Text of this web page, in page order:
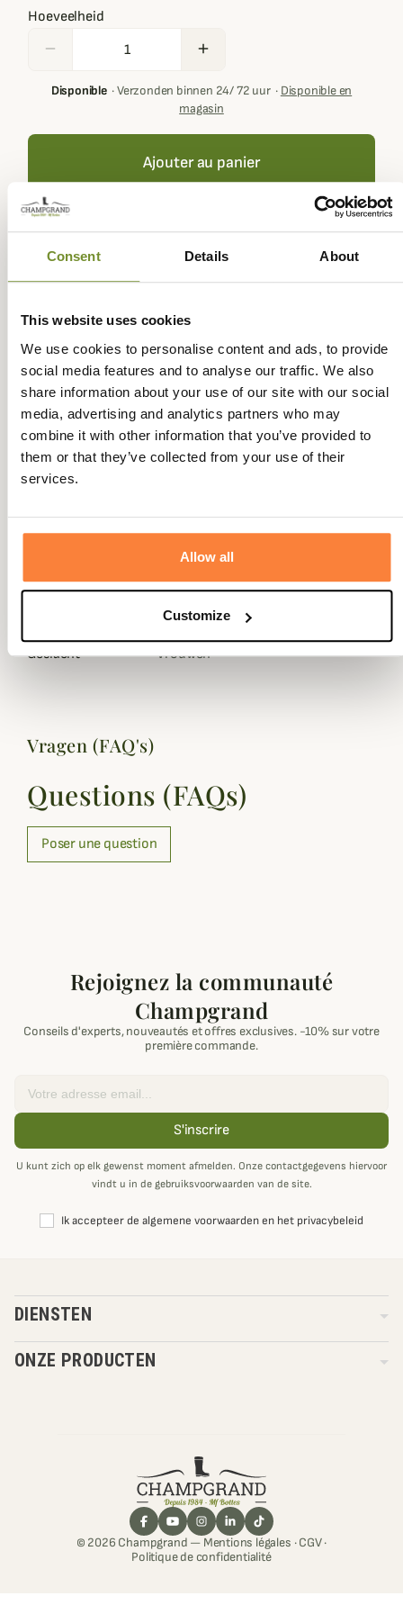
Consent Details About
This website uses cookies
We use cookies to personalise content and ads, to provide
social media features and to analyse our traffic. We also
share information about your use of our site with our social
media, advertising and analytics partners who may
combine it with other information that you’ve provided to
them or that they’ve collected from your use of their
services.
Allow all
Customize
Hoeveelheid
remove add
Disponible·Verzonden binnen 24/ 72 uur· Disponible en
magasin
Ajouter au panier
order to get loyalty rewards.
Expédié dans
la journée
Échange ou
retour sous
90 jours
Paiement
sécurisé
Paiement en
3 fois dès 100
euros
Gegevensblad
Materiaal polyester
Tartan
Geslacht Vrouwen
Vragen (FAQ's)
Questions (FAQs)
Poser une question
Rejoignez la communauté
Champgrand
Conseils d'experts, nouveautés et offres exclusives. -10% sur votre
première commande.
S'inscrire
U kunt zich op elk gewenst moment afmelden. Onze contactgegevens hiervoor
vindt u in de gebruiksvoorwaarden van de site.
Ik accepteer de algemene voorwaarden en het privacybeleid
DIENSTEN
ONZE PRODUCTEN
© 2026 Champgrand — Mentions légales ·CGV·
Politique de confidentialité